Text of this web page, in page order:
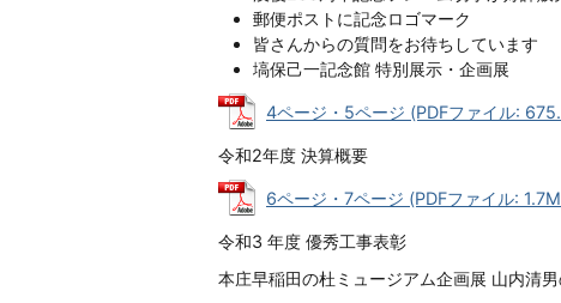
郵便ポストに記念ロゴマーク
皆さんからの質問をお待ちしています
塙保己一記念館 特別展示・企画展
4ページ・5ページ (PDFファイル:
令和2年度 決算概要
6ページ・7ページ (PDFファイル:
令和3 年度 優秀工事表彰
本庄早稲田の杜ミュージアム企画展 山内清